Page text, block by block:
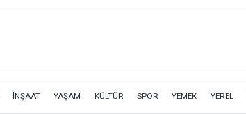
İNŞAAT YAŞAM KÜLTÜR SPOR YEMEK YEREL